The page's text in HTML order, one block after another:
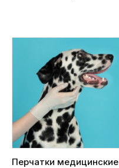
Перчатки медицинские